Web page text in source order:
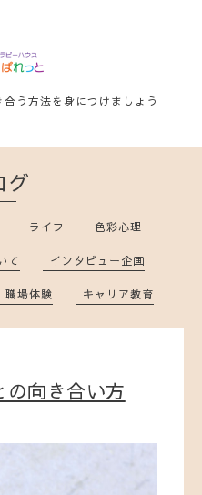
う方法を身につけましょう
グ
ライフ 色彩心理
て インタビュー企画
職場体験 キャリア教育
の向き合い方